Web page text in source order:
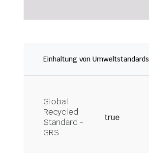
Einhaltung von Umweltstandards
Global
Recycled
Standard -
GRS
true